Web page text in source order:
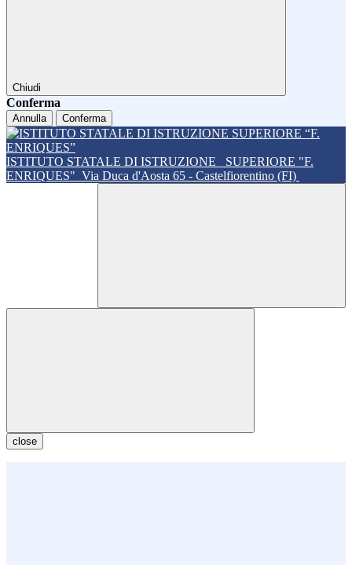
Chiudi
Conferma
Annulla Conferma
ISTITUTO STATALE DI ISTRUZIONE
SUPERIORE "F.
ENRIQUES" Via Duca d'Aosta 65 - Castelfiorentino (FI)
close